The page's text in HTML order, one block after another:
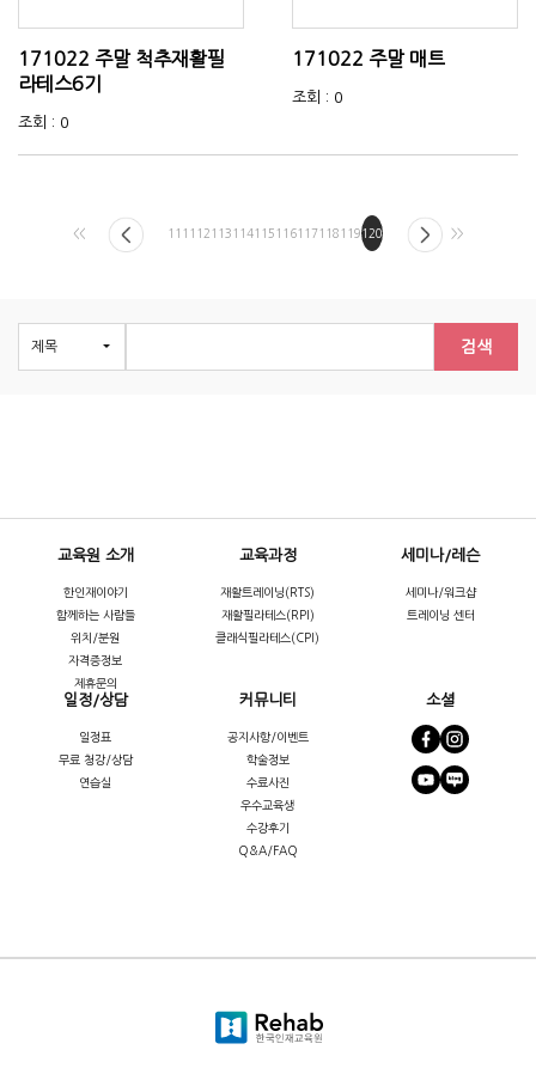
171022 주말 척추재활필
라테스6기
조회 : 0
171022 주말 매트
조회 : 0
<< 111 112 113 114115 116117 118 119120 >>
검색
교육원 소개
한인재이야기
함께하는 사람들
위치/분원
자격증정보
제휴문의
교육과정
재활트레이닝(RTS)
재활필라테스(RPI)
클래식필라테스(CPI)
세미나/레슨
세미나/워크샵
트레이닝 센터
일정/상담
일정표
무료 청강/상담
연습실
커뮤니티
공지사항/이벤트
학술정보
수료사진
우수교육생
수강후기
Q&A/FAQ
소셜